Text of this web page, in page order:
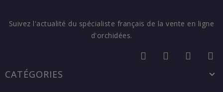
Suivez l'actualité du spécialiste français de la vente en ligne
d'orchidées.
CATÉGORIES